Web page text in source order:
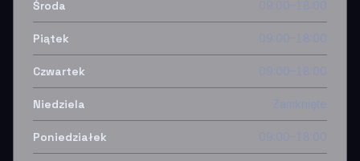
Środa
Piątek
Czwartek
Niedziela
Poniedziałek